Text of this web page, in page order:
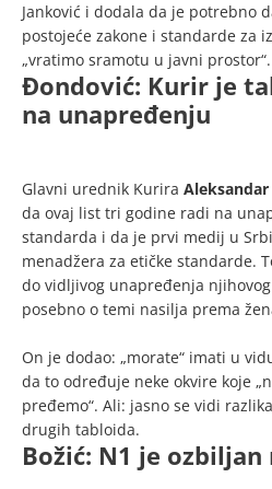
Janković i dodala da je potrebno
postojeće zakone i standarde za
„vratimo sramotu u javni prostor“.
Đondović: Kurir je
na unapređenju
Glavni urednik Kurira
da ovaj list tri godine radi na
standarda i da je prvi medij u
menadžera za etičke standarde.
do vidljivog unapređenja
posebno o temi nasilja prema
On je dodao: „morate“ imati u
da to određuje neke okvire koje
pređemo“. Ali: jasno se vidi
drugih tabloida.
Božić: N1 je ozbiljan